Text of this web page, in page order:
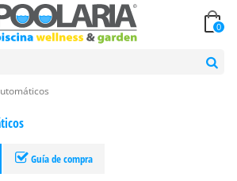
0
Guía de compra